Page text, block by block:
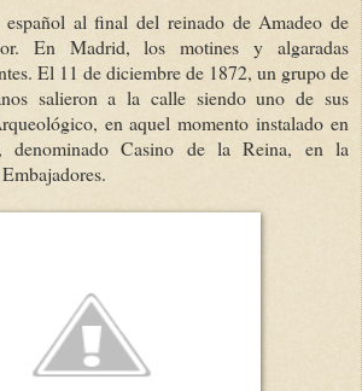
al final del reinado de Amadeo de
En Madrid, los motines y algaradas
El 11 de diciembre de 1872, un grupo de
salieron a la calle siendo uno de sus
en aquel momento instalado en
denominado Casino de la Reina, en la